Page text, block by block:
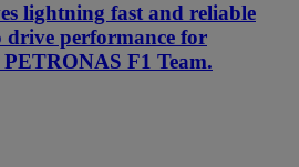
lightning fast and reliable
drive performance for
F1 Team.